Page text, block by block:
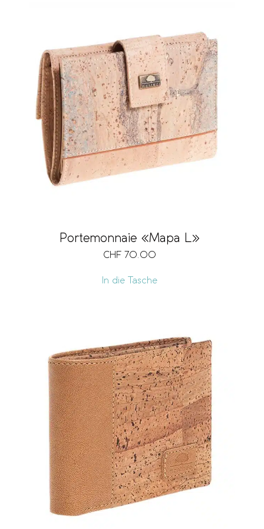
Portemonnaie «Mapa L»
CHF 70.00
In die Tasche